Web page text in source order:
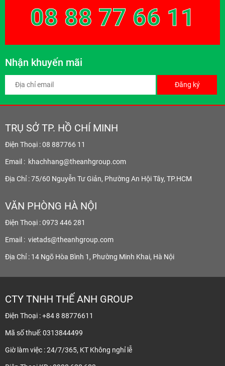
08 88 77 66 11
Nhận khuyến mãi
Đăng ký
TRỤ SỞ TP. HỒ CHÍ MINH
Điện Thoại : 08 887766 11
Email : khachhang@theanhgroup.com
Địa Chỉ : 75/60 Nguyễn Tư Giản, Phường An Hội Tây, TP.HCM
VĂN PHÒNG HÀ NỘI
Điện Thoại : 0973 446 281
Email : vietads@theanhgroup.com
Địa Chỉ : 14 Ngõ Hòa Bình 1, Phường Minh Khai, Hà Nội
CTY TNHH THẾ ANH GROUP
Điện Thoại : +84 8 88776611
Mã số thuế: 0313844499
Giờ làm việc : 24/7/365, KT Không nghỉ lễ